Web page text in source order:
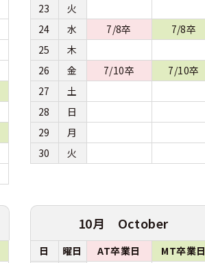
23
火
24
水 7/8卒
7/8卒
25
木
26
金 7/10卒
7/10卒
27
土
28
日
29
月
30
火
10月 October
日 曜日 AT卒業日
MT卒業日